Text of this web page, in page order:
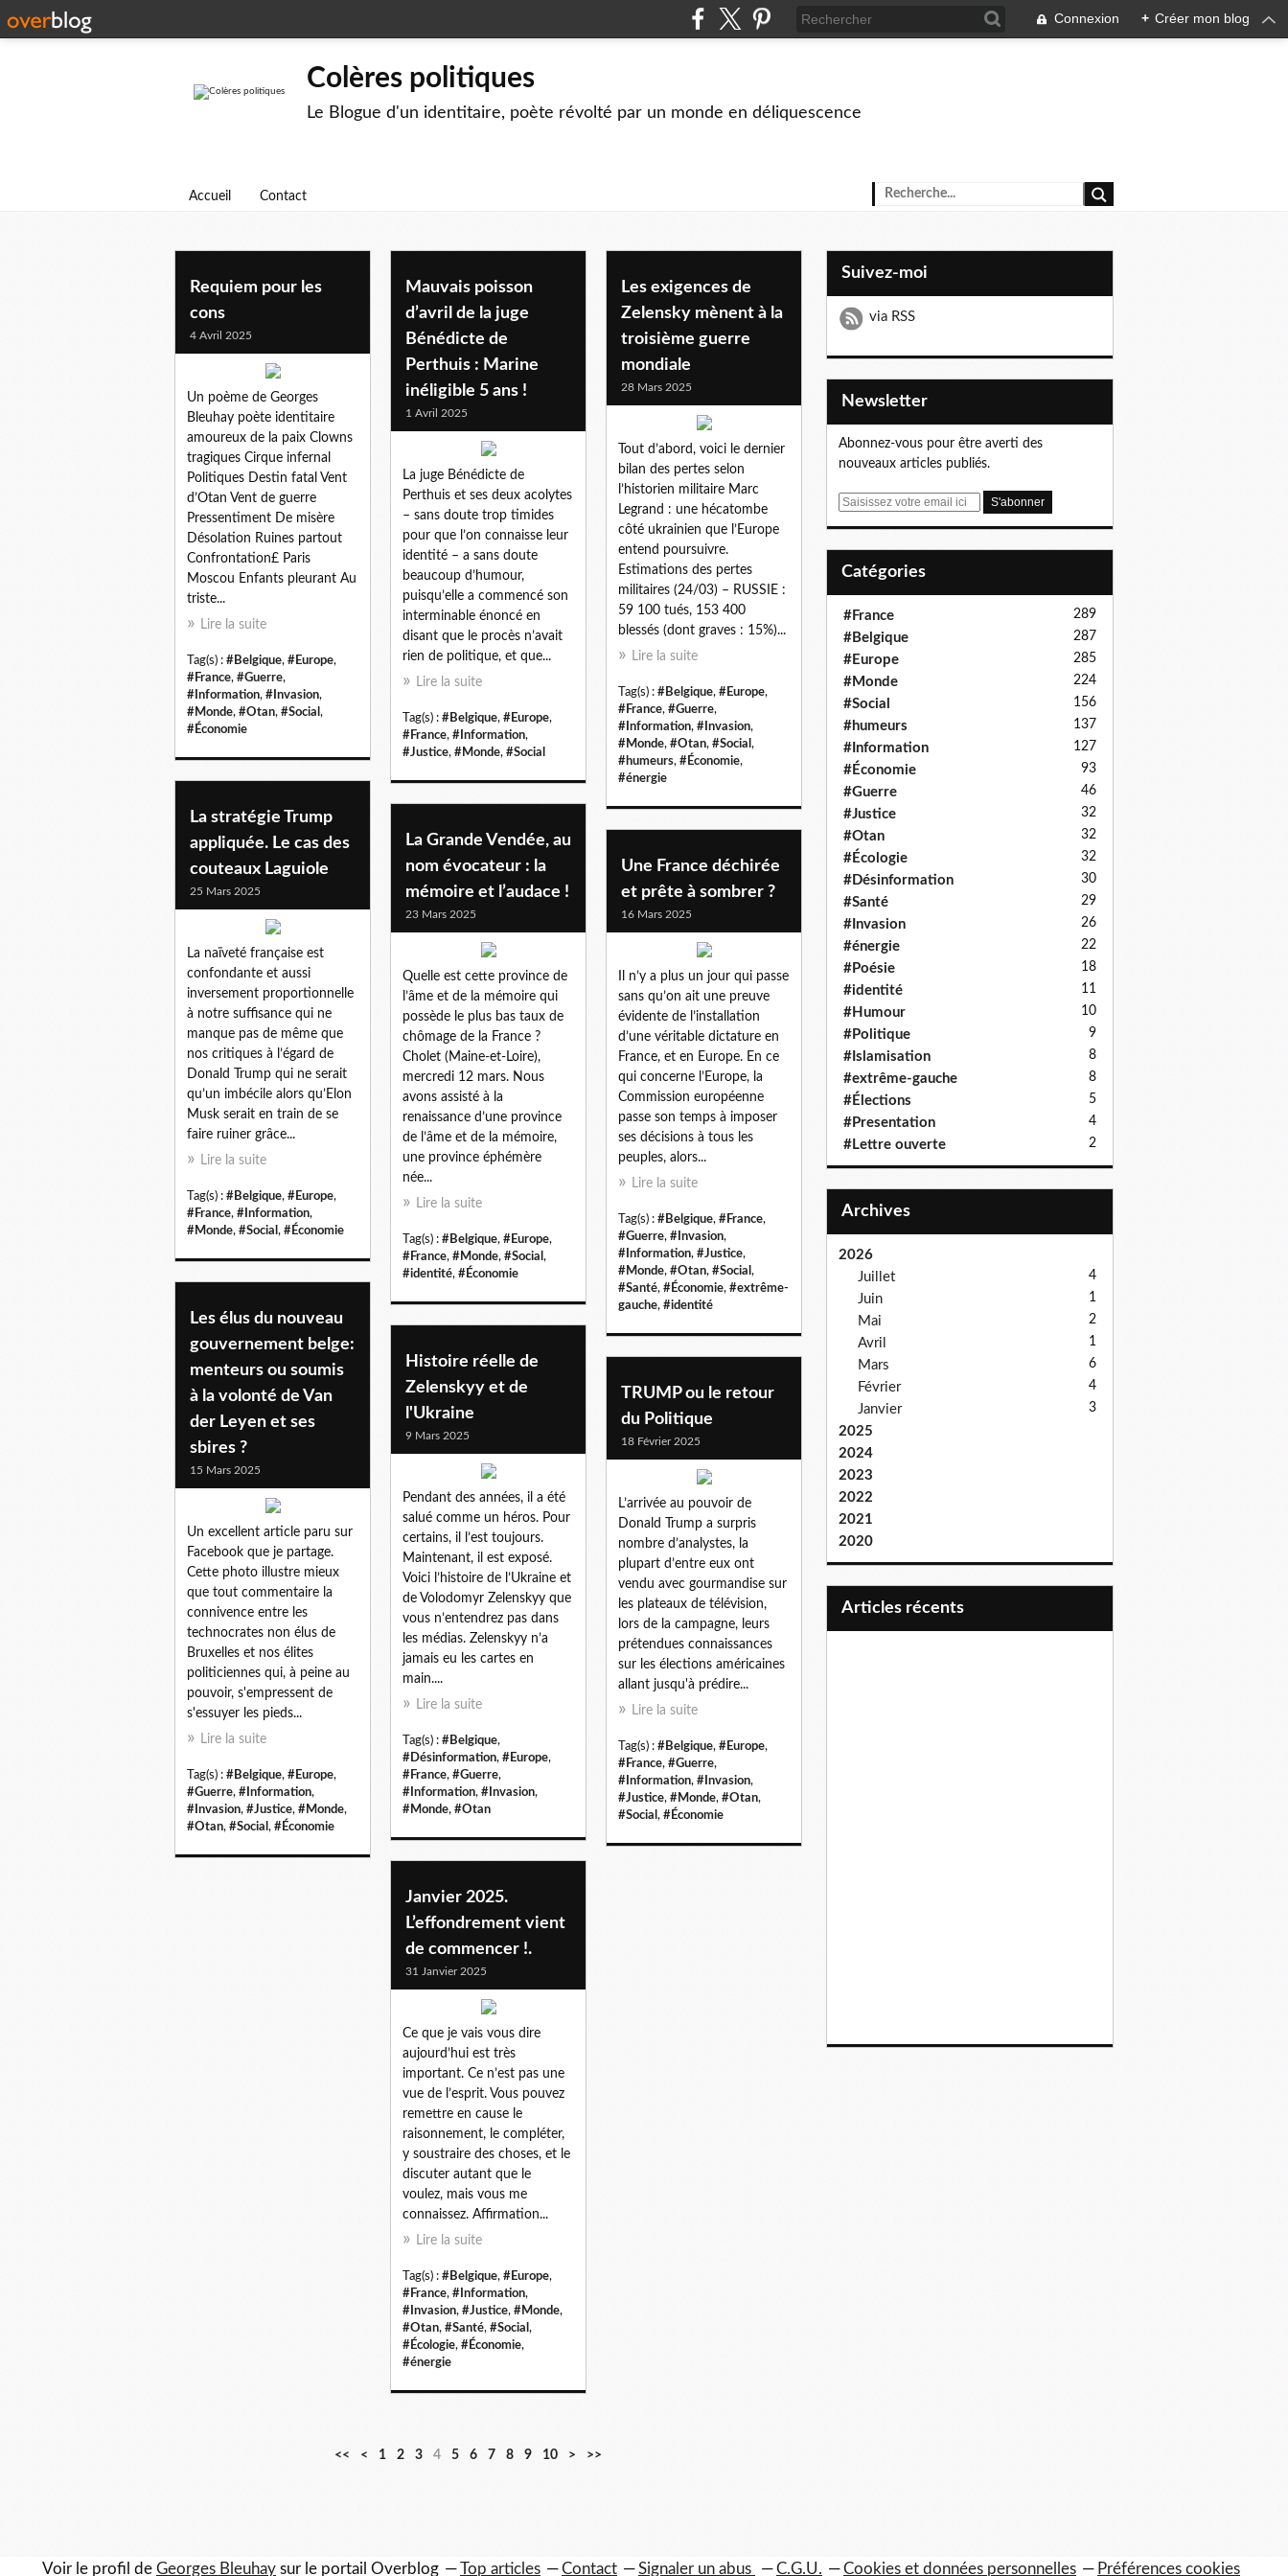
Connexion + Créer mon blog
Colères politiques
Le Blogue d'un identitaire, poète révolté par un monde en déliquescence
Accueil Contact
monde
Requiem pour les
cons
4 Avril 2025
Un poème de Georges
Bleuhay poète identitaire
amoureux de la paix Clowns
tragiques Cirque infernal
Politiques Destin fatal Vent
d’Otan Vent de guerre
Pressentiment De misère
Désolation Ruines partout
Confrontation£ Paris
Moscou Enfants pleurant Au
triste...
Lire la suite
Tag(s) : #Belgique, #Europe,
#France, #Guerre,
#Information, #Invasion,
#Monde, #Otan, #Social ,
#Économie
Mauvais poisson
d’avril de la juge
Bénédicte de
Perthuis : Marine
inéligible 5 ans !
1 Avril 2025
La juge Bénédicte de
Perthuis et ses deux acolytes
– sans doute trop timides
pour que l’on connaisse leur
identité – a sans doute
beaucoup d’humour,
puisqu’elle a commencé son
interminable énoncé en
disant que le procès n’avait
rien de politique, et que...
Lire la suite
Tag(s) : #Belgique, #Europe,
#France, #Information,
#Justice, #Monde, #Social
Les exigences de
Zelensky mènent à la
troisième guerre
mondiale
28 Mars 2025
Tout d’abord, voici le dernier
bilan des pertes selon
l’historien militaire Marc
Legrand : une hécatombe
côté ukrainien que l’Europe
entend poursuivre.
Estimations des pertes
militaires (24/03) – RUSSIE :
59 100 tués, 153 400
blessés (dont graves : 15%)...
Lire la suite
Tag(s) : #Belgique, #Europe,
#France, #Guerre,
#Information, #Invasion,
#Monde, #Otan, #Social ,
#humeurs, #Économie,
#énergie
La stratégie Trump
appliquée. Le cas des
couteaux Laguiole
25 Mars 2025
La naïveté française est
confondante et aussi
inversement proportionnelle
à notre suffisance qui ne
manque pas de même que
nos critiques à l’égard de
Donald Trump qui ne serait
qu’un imbécile alors qu’Elon
Musk serait en train de se
faire ruiner grâce...
Lire la suite
Tag(s) : #Belgique, #Europe,
#France, #Information,
#Monde, #Social , #Économie
La Grande Vendée, au
nom évocateur : la
mémoire et l’audace !
23 Mars 2025
Quelle est cette province de
l’âme et de la mémoire qui
possède le plus bas taux de
chômage de la France ?
Cholet (Maine-et-Loire),
mercredi 12 mars. Nous
avons assisté à la
renaissance d’une province
de l’âme et de la mémoire,
une province éphémère
née...
Lire la suite
Tag(s) : #Belgique, #Europe,
#France, #Monde, #Social ,
#identité, #Économie
Une France déchirée
et prête à sombrer ?
16 Mars 2025
Il n’y a plus un jour qui passe
sans qu’on ait une preuve
évidente de l’installation
d’une véritable dictature en
France, et en Europe. En ce
qui concerne l’Europe, la
Commission européenne
passe son temps à imposer
ses décisions à tous les
peuples, alors...
Lire la suite
Tag(s) : #Belgique, #France,
#Guerre, #Invasion,
#Information, #Justice,
#Monde, #Otan, #Social ,
#Santé, #Économie, #extrême-
gauche, #identité
Les élus du nouveau
gouvernement belge:
menteurs ou soumis
à la volonté de Van
der Leyen et ses
sbires ?
15 Mars 2025
Un excellent article paru sur
Facebook que je partage.
Cette photo illustre mieux
que tout commentaire la
connivence entre les
technocrates non élus de
Bruxelles et nos élites
politiciennes qui, à peine au
pouvoir, s'empressent de
s'essuyer les pieds...
Lire la suite
Tag(s) : #Belgique, #Europe,
#Guerre, #Information,
#Invasion, #Justice, #Monde,
#Otan, #Social , #Économie
Histoire réelle de
Zelenskyy et de
l'Ukraine
9 Mars 2025
Pendant des années, il a été
salué comme un héros. Pour
certains, il l’est toujours.
Maintenant, il est exposé.
Voici l’histoire de l’Ukraine et
de Volodomyr Zelenskyy que
vous n’entendrez pas dans
les médias. Zelenskyy n’a
jamais eu les cartes en
main....
Lire la suite
Tag(s) : #Belgique,
#Désinformation, #Europe,
#France, #Guerre,
#Information, #Invasion,
#Monde, #Otan
TRUMP ou le retour
du Politique
18 Février 2025
L’arrivée au pouvoir de
Donald Trump a surpris
nombre d’analystes, la
plupart d’entre eux ont
vendu avec gourmandise sur
les plateaux de télévision,
lors de la campagne, leurs
prétendues connaissances
sur les élections américaines
allant jusqu'à prédire...
Lire la suite
Tag(s) : #Belgique, #Europe,
#France, #Guerre,
#Information, #Invasion,
#Justice, #Monde, #Otan,
#Social , #Économie
Janvier 2025.
L’effondrement vient
de commencer !.
31 Janvier 2025
Ce que je vais vous dire
aujourd’hui est très
important. Ce n’est pas une
vue de l’esprit. Vous pouvez
remettre en cause le
raisonnement, le compléter,
y soustraire des choses, et le
discuter autant que le
voulez, mais vous me
connaissez. Affirmation...
Lire la suite
Tag(s) : #Belgique, #Europe,
#France, #Information,
#Invasion, #Justice, #Monde,
#Otan, #Santé, #Social ,
#Écologie, #Économie,
#énergie
<< < 1 2 3 4 5 6 7 8 9 10
2
> >>
Suivez-moi
via RSS
Newsletter
Abonnez-vous pour être averti des
nouveaux articles publiés.
E
Catégories
#France 289
#Belgique 287
#Europe 285
#Monde 224
#Social 156
#humeurs 137
#Information 127
#Économie 93
#Guerre 46
#Justice 32
#Otan 32
#Écologie 32
#Désinformation 30
#Santé 29
#Invasion 26
#énergie 22
#Poésie 18
#identité 11
#Humour 10
#Politique 9
#Islamisation 8
#extrême-gauche 8
#Élections 5
#Presentation 4
#Lettre ouverte 2
Archives
2026
Juillet
4
Juin 1
Mai 2
Avril 1
Mars 6
Février 4
Janvier 3
2025
2024
2023
2022
2021
2020
articles récents
Voir le profil de Georges Bleuhay sur le portail Overblog Top articles Contact Signaler un abus C.G.U. Cookies et données personnelles Préférences cookies